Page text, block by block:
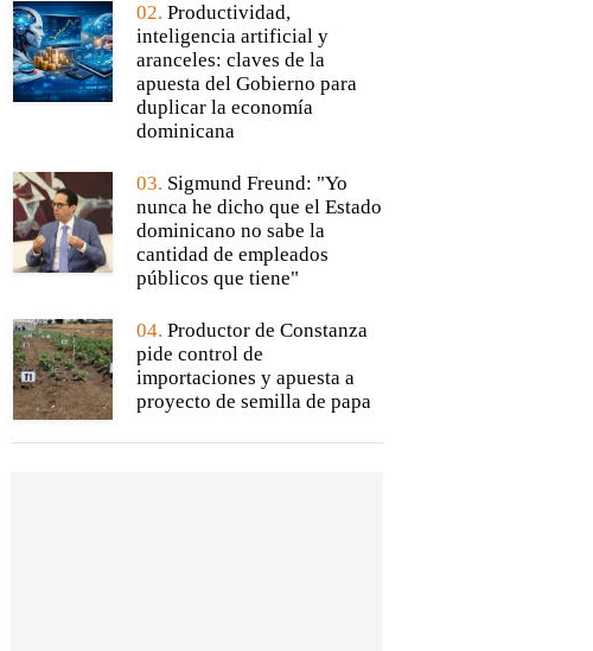
02. Productividad,
inteligencia artificial y
aranceles: claves de la
apuesta del Gobierno para
duplicar la economía
dominicana
03. Sigmund Freund: "Yo
nunca he dicho que el Estado
dominicano no sabe la
cantidad de empleados
públicos que tiene"
04. Productor de Constanza
pide control de
importaciones y apuesta a
proyecto de semilla de papa